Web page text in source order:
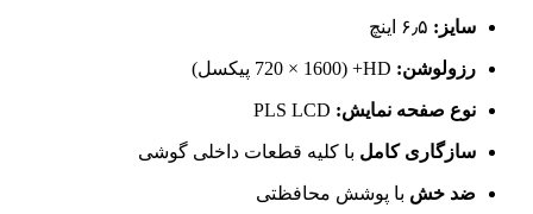
سایز:
رزولوشن:
نوع صفحه نمایش:
سازگاری کامل با کلیه قطعات داخلی گوشی
ضد خش با پوشش محافظتی